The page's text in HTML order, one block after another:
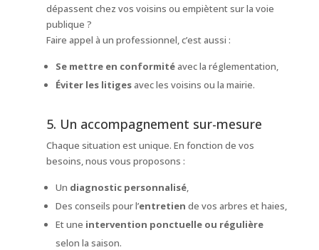
dépassent chez vos voisins ou empiètent sur la voie
publique ?
Faire appel à un professionnel, c’est aussi :
Se mettre en conformitéavec la réglementation,
Éviter les litigesavec les voisins ou la mairie.
5. Un accompagnement sur-mesure
Chaque situation est unique. En fonction de vos
besoins, nous vous proposons :
Un diagnostic personnalisé,
Des conseils pour l’entretien de vos arbres et haies,
Et une intervention ponctuelle ou régulière
selon la saison.